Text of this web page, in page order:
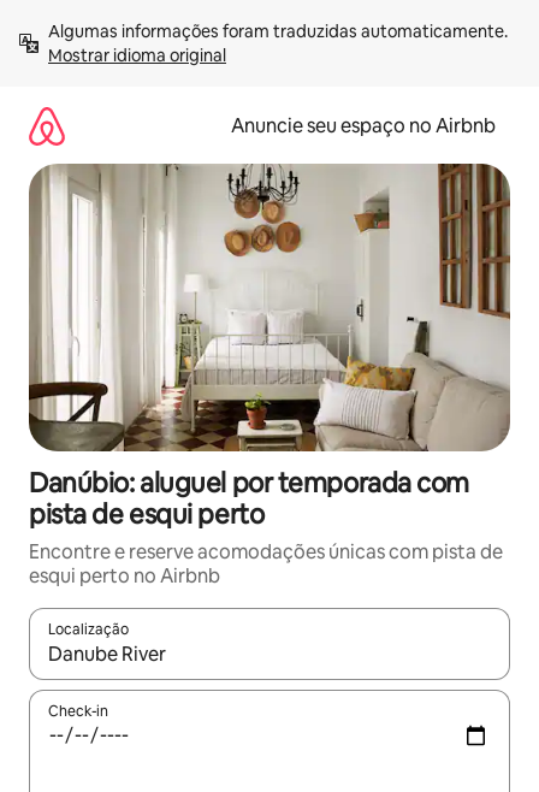
para
Mostrar idioma original
Anuncie seu espaço no Airbnb
Danúbio: aluguel por temporada com
pista de esqui perto
Encontre e reserve acomodações únicas com pista de
esqui perto no Airbnb
Localização
Quando os resultados estiverem disponíveis, explore-os
Check-in